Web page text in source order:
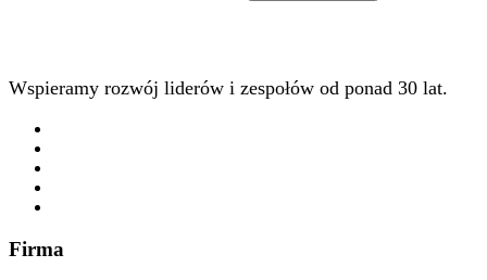
Wspieramy rozwój liderów i zespołów od ponad 30 lat.
Firma